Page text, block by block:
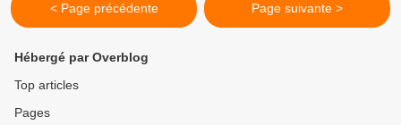
< Page précédente Page suivante >
Hébergé par Overblog
Top articles
Pages